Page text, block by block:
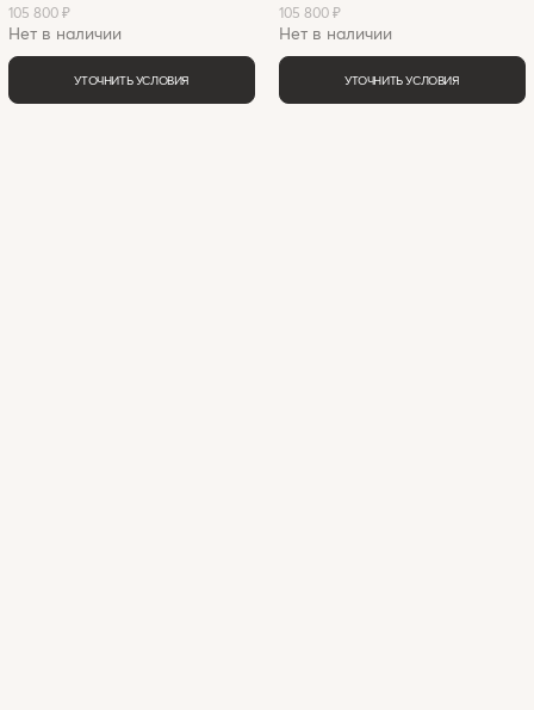
105 800 ₽
Нет в наличии
УТОЧНИТЬ УСЛОВИЯ
105 800 ₽
Нет в наличии
УТОЧНИТЬ УСЛОВИЯ